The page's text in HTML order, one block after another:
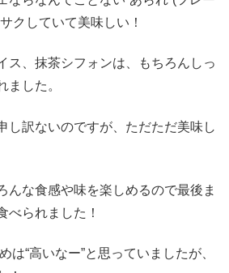
クしていて美味しい！
ス、抹茶シフォンは、もちろんしっ
ました。
し訳ないのですが、ただただ美味し
んな食感や味を楽しめるので最後ま
べられました！
は“高いなー”と思っていましたが、